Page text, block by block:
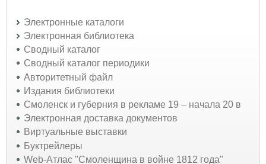
Электронные каталоги
Электронная библиотека
Сводный каталог
Сводный каталог периодики
Авторитетный файл
Издания библиотеки
Смоленск и губерния в рекламе 19 – начала 20 в
Электронная доставка документов
Виртуальные выставки
Буктрейлеры
Web-Атлас "Смоленщина в войне 1812 года"